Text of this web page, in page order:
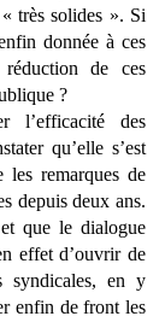
très solides ». Si
donnée à ces
de ces
?
l’efficacité des
qu’elle s’est
les remarques de
depuis deux ans.
que le dialogue
effet d’ouvrir de
syndicales, en y
enfin de front les